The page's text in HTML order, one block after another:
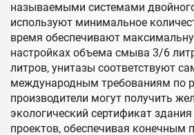
называемыми системами
используют минимальное
время обеспечивают
настройках объема смыва 3/6
литров, унитазы соответствуют
международным требованиям по
производители могут получить
экологический сертификат
проектов, обеспечивая конечным